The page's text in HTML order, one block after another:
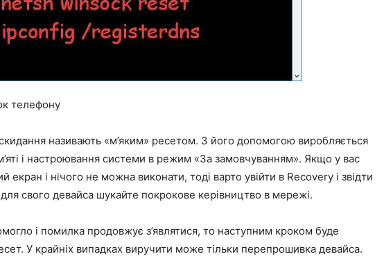
телефону
називають «м’яким» ресетом. З його допомогою виробляється
і настроювання системи в режим «За замовчуванням». Якщо у вас
екран і нічого не можна виконати, тоді варто увійти в Recovery і звідти
свого девайса шукайте покрокове керівництво в мережі.
і помилка продовжує з’являтися, то наступним кроком буде
У крайніх випадках виручити може тільки перепрошивка девайса.